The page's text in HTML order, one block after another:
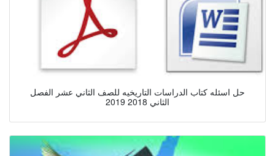
حل اسئله كتاب الدراسات التاريخيه للصف الثاني عشر الفصل
الثاني 2018 2019